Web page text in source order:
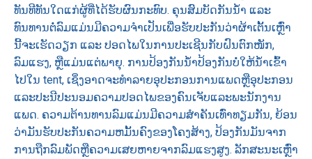
ທັນທີທັນໃດແກ່ຜູ້ທີ່ໄດ້ຮັບຜົນກະທົບ. ຄຸນສົມບັດກັນນ້ຳ ແລະ
ທົນທານຕໍ່ລົມແມ່ນມີຄວາມຈຳເປັນເພື່ອຮັບປະກັນວ່າຜ້າເຕັ້ນເຫຼົ່າ
ນີ້ຈະເຮັດວຽກ ແລະ ປອດໄພໃນການປະເຊີນກັບຝົນຕົກໜັກ,
ລົມແຮງ, ຫຼືແມ່ນແຕ່ພາຍຸ. ການປ້ອງກັນນ້ໍາປ້ອງກັນບໍ່ໃຫ້ນ້ໍາເຂົ້າ
ໄປໃນ tent, ເຊິ່ງອາດຈະທໍາລາຍອຸປະກອນການແພດຫຼືອຸປະກອນ
ແລະປະນີປະນອມຄວາມປອດໄພຂອງຄົນເຈັບແລະພະນັກງານ
ແພດ. ຄວາມຕ້ານທານລົມແມ່ນມີຄວາມສໍາຄັນເທົ່າທຽມກັນ, ຍ້ອນ
ວ່າມັນຮັບປະກັນຄວາມຫມັ້ນຄົງຂອງໂຄງສ້າງ, ປ້ອງກັນມັນຈາກ
ການຖືກລົມພັດຫຼືຄວາມເສຍຫາຍຈາກລົມແຮງສູງ. ລັກສະນະເຫຼົ່າ